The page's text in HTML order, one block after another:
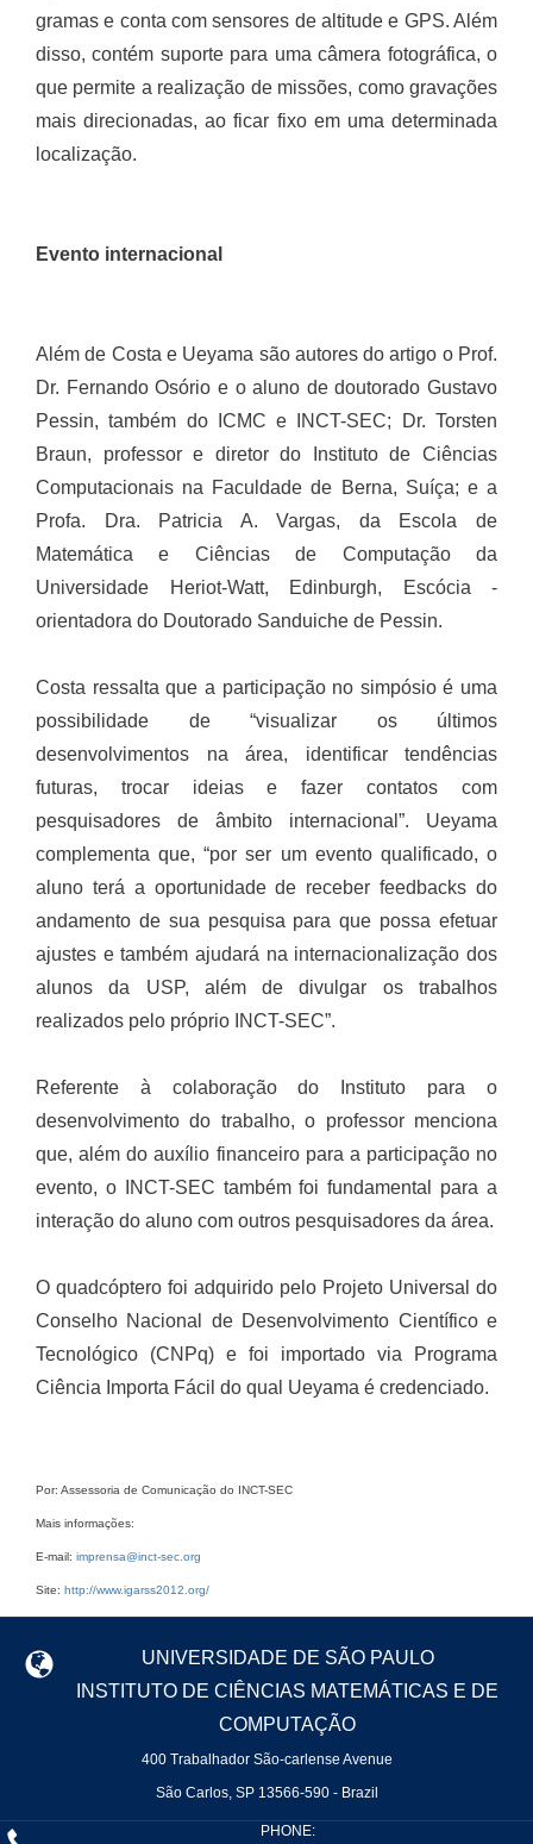
gramas e conta com sensores de altitude e GPS. Além
disso, contém suporte para uma câmera fotográfica, o
que permite a realização de missões, como gravações
mais direcionadas, ao ficar fixo em uma determinada
localização.
Evento internacional
Além de Costa e Ueyama são autores do artigo o Prof.
Dr. Fernando Osório e o aluno de doutorado Gustavo
Pessin, também do ICMC e INCT-SEC; Dr. Torsten
Braun, professor e diretor do Instituto de Ciências
Computacionais na Faculdade de Berna, Suíça; e a
Profa. Dra. Patricia A. Vargas, da Escola de
Matemática e Ciências de Computação da
Universidade Heriot-Watt, Edinburgh, Escócia -
orientadora do Doutorado Sanduiche de Pessin.
Costa ressalta que a participação no simpósio é uma
possibilidade de “visualizar os últimos
desenvolvimentos na área, identificar tendências
futuras, trocar ideias e fazer contatos com
pesquisadores de âmbito internacional”. Ueyama
complementa que, “por ser um evento qualificado, o
aluno terá a oportunidade de receber feedbacks do
andamento de sua pesquisa para que possa efetuar
ajustes e também ajudará na internacionalização dos
alunos da USP, além de divulgar os trabalhos
realizados pelo próprio INCT-SEC”.
Referente à colaboração do Instituto para o
desenvolvimento do trabalho, o professor menciona
que, além do auxílio financeiro para a participação no
evento, o INCT-SEC também foi fundamental para a
interação do aluno com outros pesquisadores da área.
O quadcóptero foi adquirido pelo Projeto Universal do
Conselho Nacional de Desenvolvimento Científico e
Tecnológico (CNPq) e foi importado via Programa
Ciência Importa Fácil do qual Ueyama é credenciado.
Por: Assessoria de Comunicação do INCT-SEC
Mais informações:
E-mail: imprensa@inct-sec.org
Site: http://www.igarss2012.org/
UNIVERSIDADE DE SÃO PAULO
INSTITUTO DE CIÊNCIAS MATEMÁTICAS E DE
COMPUTAÇÃO
400 Trabalhador São-carlense Avenue
São Carlos, SP 13566-590 - Brazil
PHONE: